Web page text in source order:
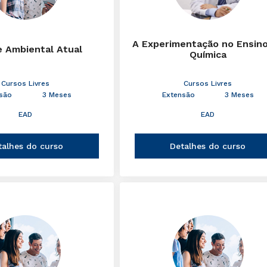
Ambiental Atual
Cursos Livres
3 Meses
EAD
do curso
A Experimentação no
Química
Cursos Livres
Extensão
3 Meses
EAD
Detalhes do curso